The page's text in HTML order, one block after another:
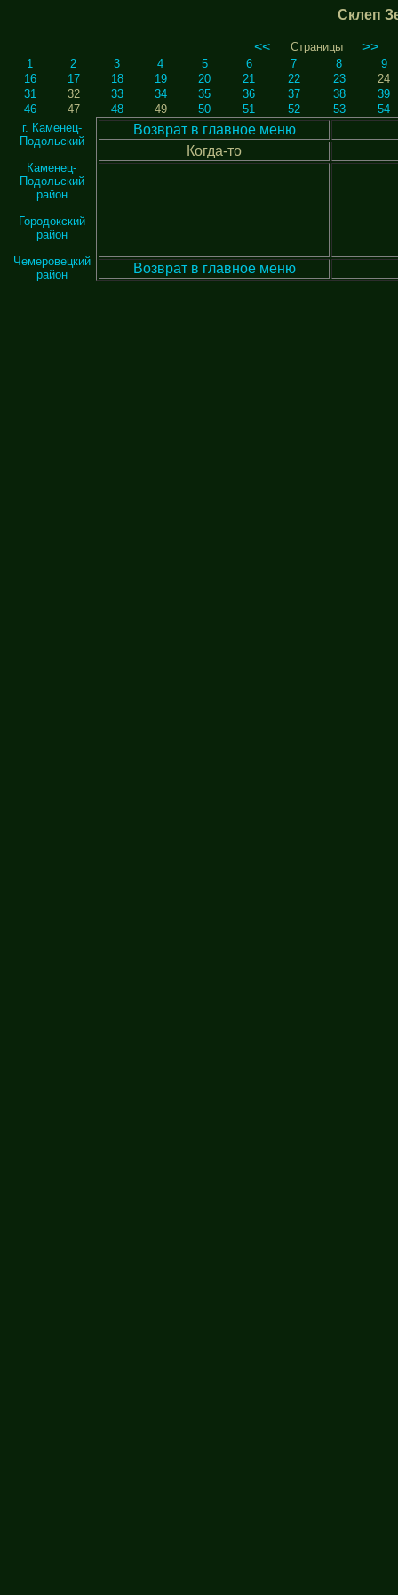
Склеп
<< Страницы >>
1 2 3 4 5 6 7 8
9
16
17 18 19 20 21 22 23
24
31
32 33 34 35 36 37 38
39
46
47 48 49 50 51 52 53
54
г. Каменец-
Подольский
Каменец-
Подольский
район
Городокский
район
Чемеровецкий
район
Возврат в главное меню
Когда-то
Возврат в главное меню